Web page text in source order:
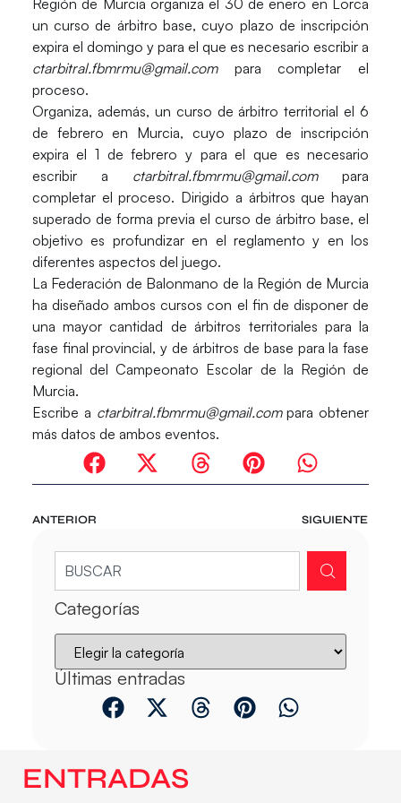
Región de Murcia organiza el 30 de enero en Lorca
un curso de árbitro base, cuyo plazo de inscripción
expira el domingo y para el que es necesario escribir a
ctarbitral.fbmrmu@gmail.compara completar el
proceso.
Organiza, además, un curso de árbitro territorial el 6
de febrero en Murcia, cuyo plazo de inscripción
expira el 1 de febrero y para el que es necesario
escribir a ctarbitral.fbmrmu@gmail.compara
completar el proceso. Dirigido a árbitros que hayan
superado de forma previa el curso de árbitro base, el
objetivo es profundizar en el reglamento y en los
diferentes aspectos del juego.
La Federación de Balonmano de la Región de Murcia
ha diseñado ambos cursos con el fin de disponer de
una mayor cantidad de árbitros territoriales para la
fase final provincial, y de árbitros de base para la fase
regional del Campeonato Escolar de la Región de
Murcia.
Escribe a ctarbitral.fbmrmu@gmail.compara obtener
más datos de ambos eventos.
ANTERIOR SIGUIENTE
Categorías
Últimas entradas
ENTRADAS